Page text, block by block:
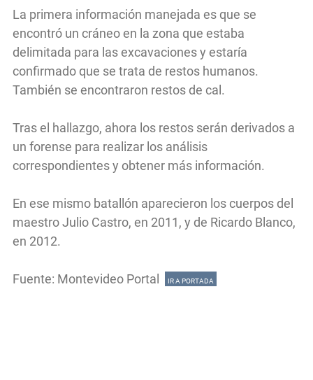
La primera información manejada es que se
encontró un cráneo en la zona que estaba
delimitada para las excavaciones y estaría
confirmado que se trata de restos humanos.
También se encontraron restos de cal.
Tras el hallazgo, ahora los restos serán derivados a
un forense para realizar los análisis
correspondientes y obtener más información.
En ese mismo batallón aparecieron los cuerpos del
maestro Julio Castro, en 2011, y de Ricardo Blanco,
en 2012.
Fuente: Montevideo Portal IR A PORTADA